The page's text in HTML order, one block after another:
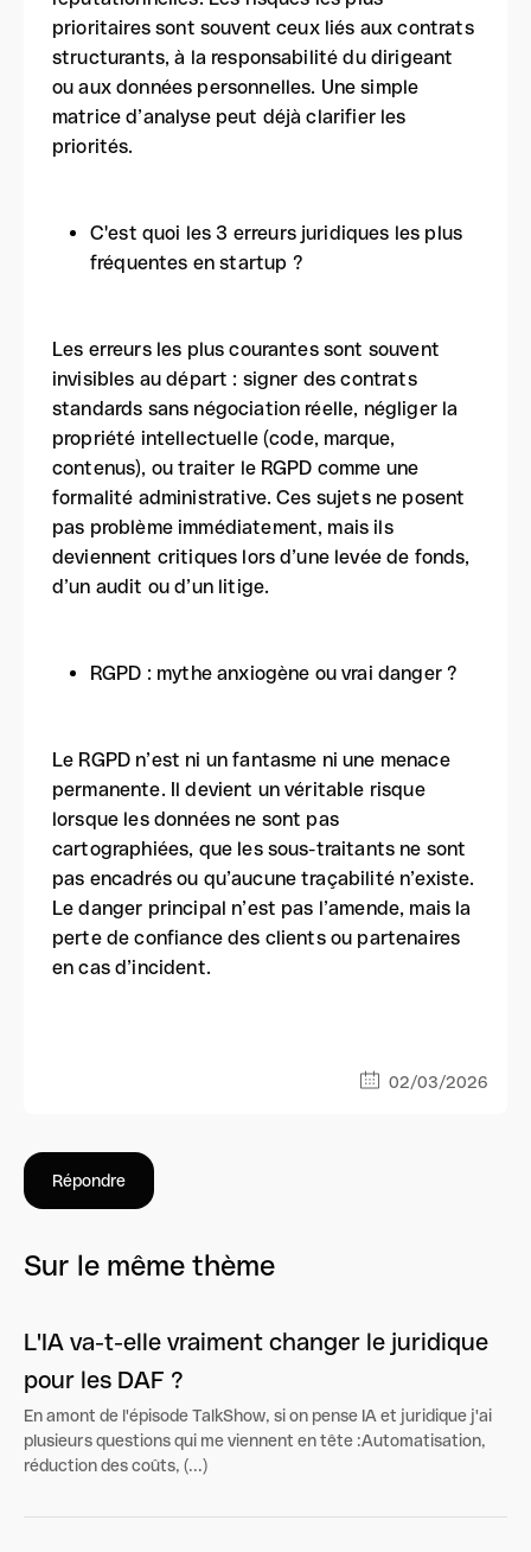
prioritaires sont souvent ceux liés aux contrats
structurants, à la responsabilité du dirigeant
ou aux données personnelles. Une simple
matrice d’analyse peut déjà clarifier les
priorités.
C'est quoi les 3 erreurs juridiques les plus
fréquentes en startup ?
Les erreurs les plus courantes sont souvent
invisibles au départ : signer des contrats
standards sans négociation réelle, négliger la
propriété intellectuelle (code, marque,
contenus), ou traiter le RGPD comme une
formalité administrative. Ces sujets ne posent
pas problème immédiatement, mais ils
deviennent critiques lors d’une levée de fonds,
d’un audit ou d’un litige.
RGPD : mythe anxiogène ou vrai danger ?
Le RGPD n’est ni un fantasme ni une menace
permanente. Il devient un véritable risque
lorsque les données ne sont pas
cartographiées, que les sous-traitants ne sont
pas encadrés ou qu’aucune traçabilité n’existe.
Le danger principal n’est pas l’amende, mais la
perte de confiance des clients ou partenaires
en cas d’incident.
02/03/2026
Répondre
Sur le même thème
L'IA va-t-elle vraiment changer le juridique
pour les DAF ?
En amont de l'épisode TalkShow, si on pense IA et juridique j'ai
plusieurs questions qui me viennent en tête :Automatisation,
réduction des coûts, (...)